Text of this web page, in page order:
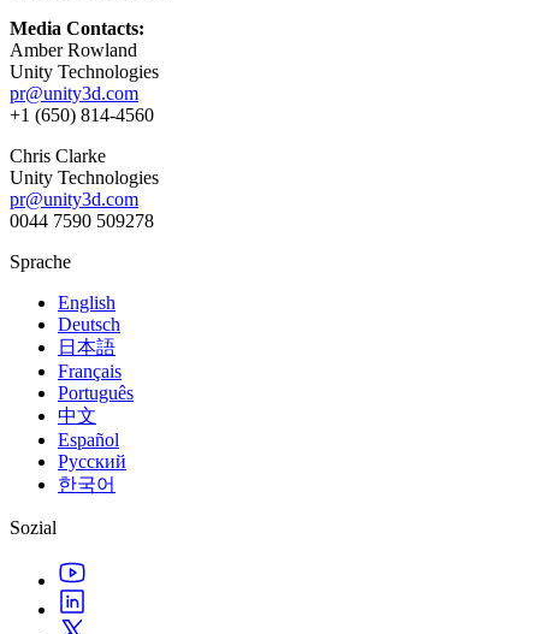
Media Contacts:
Amber Rowland
Unity Technologies
pr@unity3d.com
+1 (650) 814-4560
Chris Clarke
Unity Technologies
pr@unity3d.com
0044 7590 509278
Sprache
English
Deutsch
日本語
Français
Português
中文
Español
Русский
한국어
Sozial